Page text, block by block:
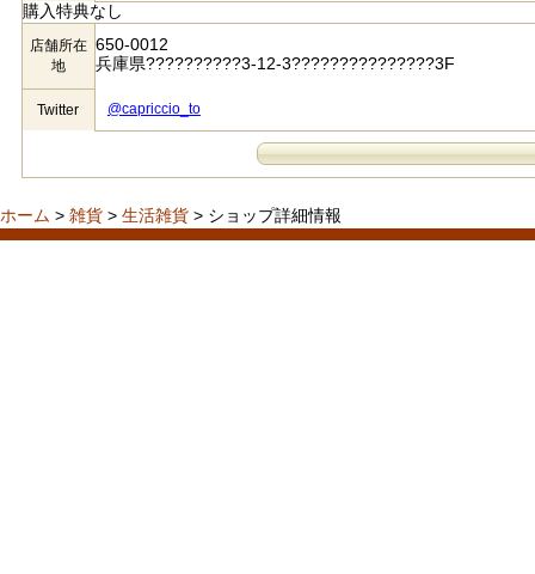
購入特典なし
店舗所在
地
650-0012
兵庫県??????????3-12-3???????????????3F
Twitter @capriccio_to
ホーム > 雑貨 > 生活雑貨 > ショップ詳細情報